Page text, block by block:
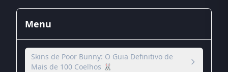
Menu
Skins de Poor Bunny: O Guia Definitivo de
Mais de 100 Coelhos 🐰